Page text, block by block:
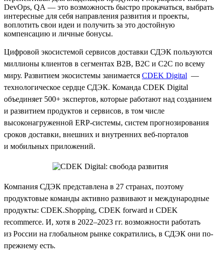
DevOps, QA — это возможность быстро прокачаться, выбрать
интересные для себя направления развития и проекты,
воплотить свои идеи и получить за это достойную
компенсацию и личные бонусы.
Цифровой экосистемой сервисов доставки СДЭК пользуются
миллионы клиентов в сегментах B2B, B2C и C2C по всему
миру. Развитием экосистемы занимается CDEK Digital —
технологическое сердце СДЭК. Команда CDEK Digital
объединяет 500+ экспертов, которые работают над созданием
и развитием продуктов и сервисов, в том числе
высоконагруженной ERP-системы, систем прогнозирования
сроков доставки, внешних и внутренних веб-порталов
и мобильных приложений.
Компания СДЭК представлена в 27 странах, поэтому
продуктовые команды активно развивают и международные
продукты: CDEK.Shopping, CDEK forward и CDEK
recommerce. И, хотя в 2022–2023 гг. возможности работать
из России на глобальном рынке сократились, в СДЭК они по-
прежнему есть.